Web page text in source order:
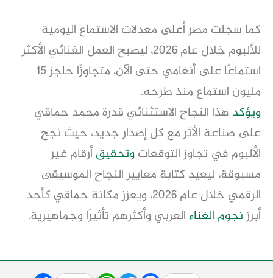
كما سجلت مصر أعلى معدلات الاستماع اليومية
للألبوم خلال عام 2026، ليصبح العمل الغنائي الأكثر
استماعًا على أنغامي حتى الآن، متجاوزًا حاجز 15
مليون استماع منذ طرحه.
ويؤكد هذا النجاح الاستثنائي قدرة محمد حماقي
على صناعة الأثر مع كل إصدار جديد، حيث نجح
الألبوم في تجاوز التوقعاتوتحقيقأرقام غير
مسبوقة، ليعيد كتابة معايير النجاح الموسيقى
الرقمي خلال عام 2026، ويعزز مكانة حماقي كأحد
أبرزنجوم الغناءالعربي وأكثرهم تأثيرًا وجماهيرية.